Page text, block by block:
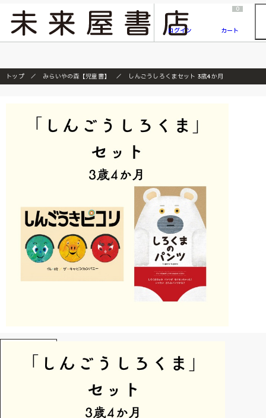
『ONE PIECE magazine 021 ONE PIECEカード付き同梱版』発売延期のご案内
ログイン
0
カート
トップ みらいやの森【児童書】 しんごうしろくまセット 3歳4か月